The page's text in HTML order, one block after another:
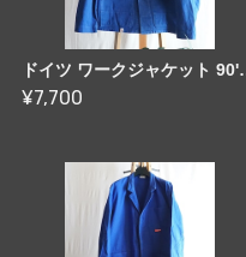
ドイツ ワー
¥7,700